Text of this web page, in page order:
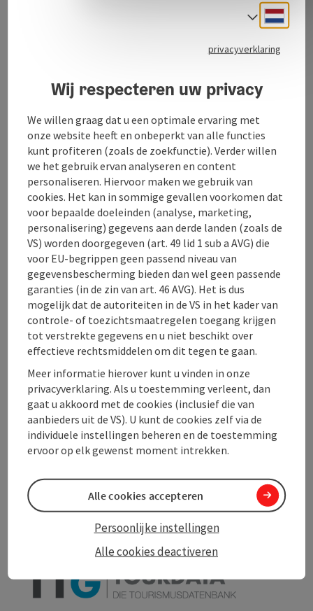
illustraties van de Britse kunstenares Julia Renner en
Ze gebruikt voornamelijk olie- en aquarelverf en
zachte pastels of gemengde techniek om haar
fascinatie voor het veranderende licht in de natuur uit
te drukken. Julia Renner werkt momenteel aan
portretschilderijen. Je kunt nu over de schouder van de
kunstenaar meekijken terwijl ze werkt. Laura Koller en
Julia Renner gebruiken de galerie ook ...
Beschrijving volledig aangeven
Contact
Ligging
Toegankelijkheid
Bijdrage printen
In de buurt
TOURDATA
privacyverklaring
Wij respecteren uw privacy
We willen graag dat u een optimale ervaring met
onze website heeft en onbeperkt van alle functies
kunt profiteren (zoals de zoekfunctie). Verder willen
we het gebruik ervan analyseren en content
personaliseren. Hiervoor maken we gebruik van
cookies. Het kan in sommige gevallen voorkomen dat
voor bepaalde doeleinden (analyse, marketing,
personalisering) gegevens aan derde landen (zoals de
VS) worden doorgegeven (art. 49 lid 1 sub a AVG) die
voor EU-begrippen geen passend niveau van
gegevensbescherming bieden dan wel geen passende
garanties (in de zin van art. 46 AVG). Het is dus
mogelijk dat de autoriteiten in de VS in het kader van
controle- of toezichtsmaatregelen toegang krijgen
tot verstrekte gegevens en u niet beschikt over
effectieve rechtsmiddelen om dit tegen te gaan.
Meer informatie hierover kunt u vinden in onze
privacyverklaring. Als u toestemming verleent, dan
gaat u akkoord met de cookies (inclusief die van
aanbieders uit de VS). U kunt de cookies zelf via de
individuele instellingen beheren en de toestemming
ervoor op elk gewenst moment intrekken.
Alle cookies deactiveren
Persoonlijke instellingen
Alle cookies accepteren